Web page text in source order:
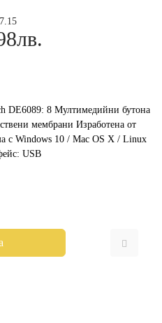
DE6089: 8 Мултимедийни бутона
мембрани Изработена от
с Windows 10 / Mac OS X / Linux
USB